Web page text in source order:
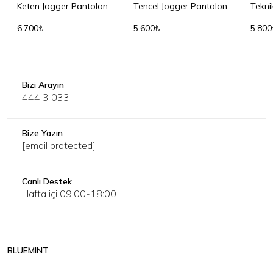
Keten Jogger Pantolon
6.700₺
Tencel Jogger Pantalon
5.600₺
Bizi Arayın
444 3 033
Bize Yazın
[email protected]
Canlı Destek
Hafta içi 09:00-18:00
BLUEMINT